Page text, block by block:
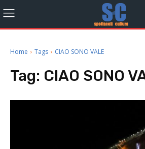
Home Tags CIAO SONO VALE
Tag: CIAO SONO